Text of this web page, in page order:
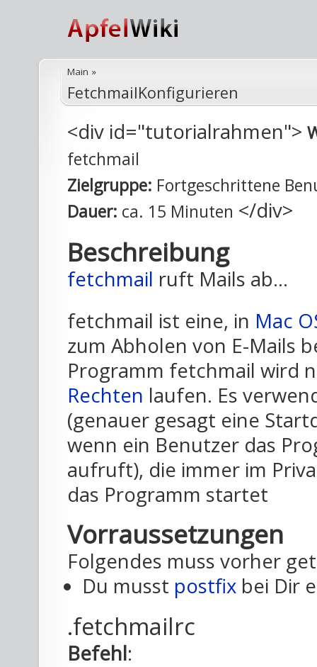
Main »
FetchmailKonfigurieren
<div id="tutorialrahmen">
fetchmail
Zielgruppe: Fortgeschrittene
Dauer: ca. 15 Minuten </div>
Beschreibung
fetchmail ruft Mails ab...
fetchmail ist eine, in Mac
zum Abholen von E-Mails
Programm fetchmail wird
Rechten laufen. Es
(genauer gesagt eine
wenn ein Benutzer das
aufruft), die immer im
das Programm startet
Vorraussetzungen
Folgendes muss vorher
Du musst postfix bei Dir
.fetchmailrc
Befehl: